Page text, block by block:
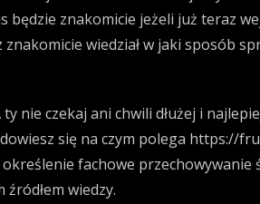
będzie znakomicie jeżeli już teraz
wiedział w jaki sposób
nie czekaj ani chwili dłużej i
się na czym polega https://
fachowe przechowywanie
wiedzy.